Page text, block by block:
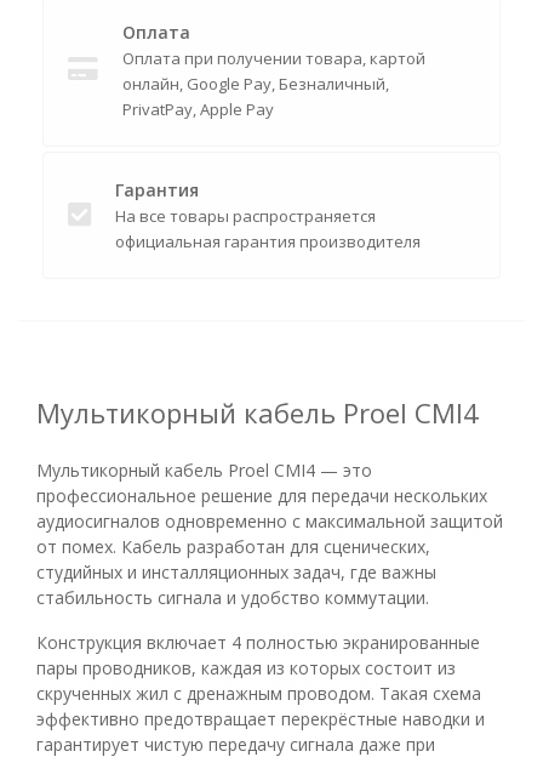
Оплата
Оплата при получении товара, картой
онлайн, Google Pay, Безналичный,
PrivatPay, Apple Pay
Гарантия
На все товары распространяется
официальная гарантия производителя
Мультикорный кабель Proel CMI4
Мультикорный кабель Proel CMI4 — это
профессиональное решение для передачи нескольких
аудиосигналов одновременно с максимальной защитой
от помех. Кабель разработан для сценических,
студийных и инсталляционных задач, где важны
стабильность сигнала и удобство коммутации.
Конструкция включает 4 полностью экранированные
пары проводников, каждая из которых состоит из
скрученных жил с дренажным проводом. Такая схема
эффективно предотвращает перекрёстные наводки и
гарантирует чистую передачу сигнала даже при